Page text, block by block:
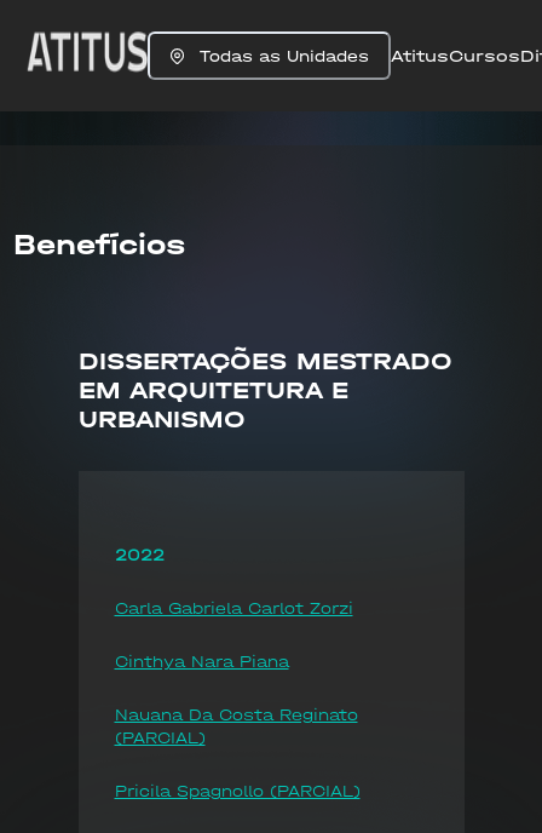
Todas as Unidades AtitusCursos
Benefícios
DISSERTAÇÕES MESTRADO
EM ARQUITETURA E
URBANISMO
2022
Carla Gabriela Carlot Zorzi
Cinthya Nara Piana
Nauana Da Costa Reginato
(PARCIAL)
Pricila Spagnollo (PARCIAL)